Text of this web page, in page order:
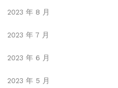
2023 年 8 月
2023 年 7 月
2023 年 6 月
2023 年 5 月